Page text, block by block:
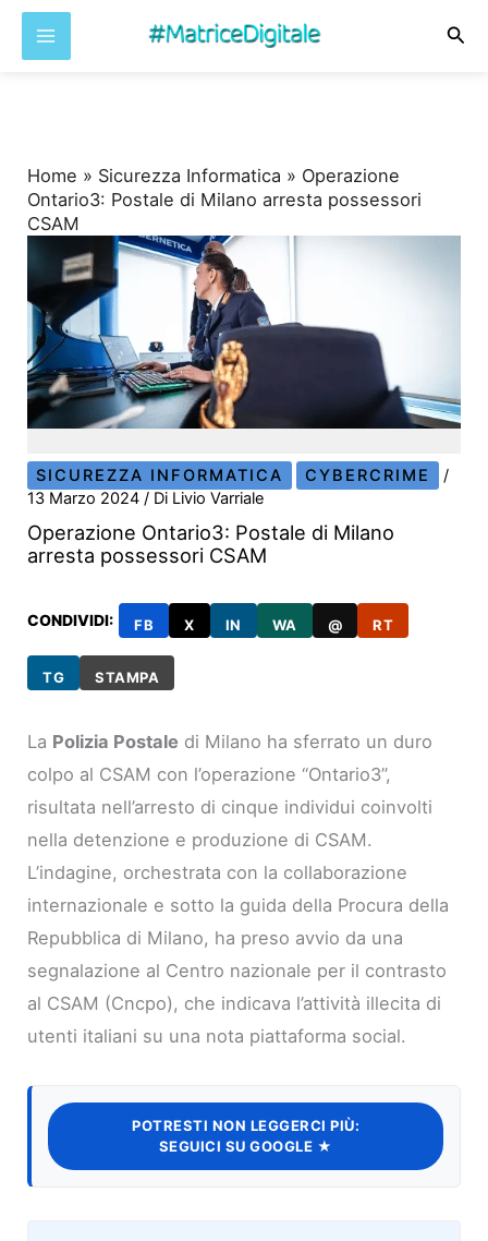
Home » Sicurezza Informatica » Operazione
Ontario3: Postale di Milano arresta possessori
CSAM
SICUREZZA INFORMATICA CYBERCRIME
/
13 Marzo 2024/ Di Livio Varriale
Operazione Ontario3: Postale di Milano
arresta possessori CSAM
CONDIVIDI: FB X IN WA @ RT
TG STAMPA
La Polizia Postale di Milano ha sferrato un duro
colpo al CSAM con l’operazione “Ontario3”,
risultata nell’arresto di cinque individui coinvolti
nella detenzione e produzione di CSAM.
L’indagine, orchestrata con la collaborazione
internazionale e sotto la guida della Procura della
Repubblica di Milano, ha preso avvio da una
segnalazione al Centro nazionale per il contrasto
al CSAM (Cncpo), che indicava l’attività illecita di
utenti italiani su una nota piattaforma social.
POTRESTI NON LEGGERCI PIÙ:
SEGUICI SU GOOGLE ★